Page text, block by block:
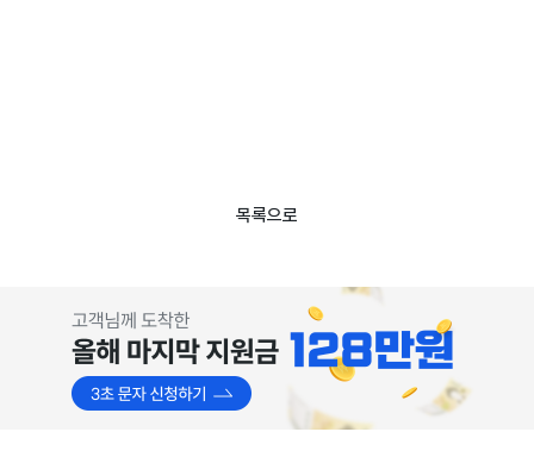
목록으로